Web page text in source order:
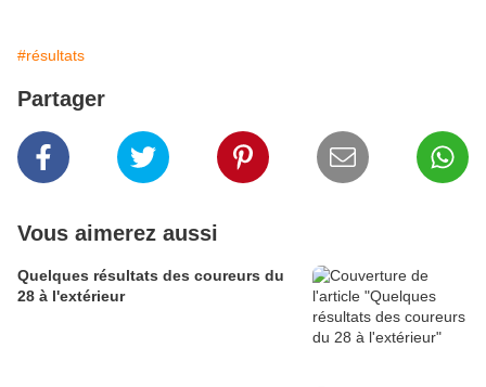
#résultats
Partager
Vous aimerez aussi
Quelques résultats des coureurs du
28 à l'extérieur